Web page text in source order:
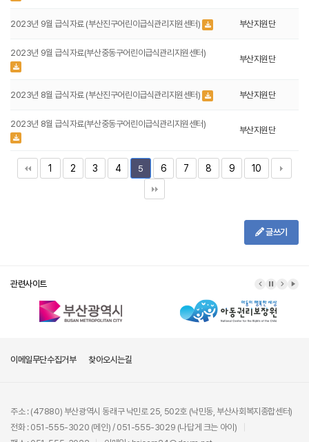
2023년 9월 급식자료 (부산진구어린이급식관리지원센터) 부산지원단
2023년 9월 급식자료(부산중동구어린이급식관리지원센터)
부산지원단
2023년 8월 급식자료 (부산진구어린이급식관리지원센터) 부산지원단
2023년 8월 급식자료(부산중동구어린이급식관리지원센터)
부산지원단
1 2 3 4 5 6 7 8 9 10
글쓰기
관련사이트
이메일무단수집거부 찾아오시는길
주소 : (47880) 부산광역시 동래구 낙민로 25, 502호 (낙민동, 부산사회복지종합센터)
전화 : 051-555-3020 (메인) / 051-555-3029 (나답게 크는 아이)